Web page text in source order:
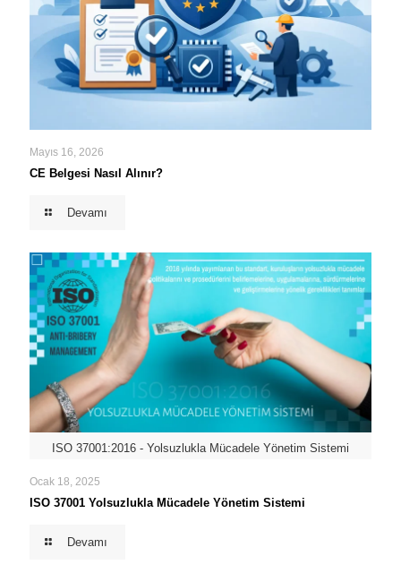
Mayıs 16, 2026
CE Belgesi Nasıl Alınır?
Devamı
ISO 37001:2016 - Yolsuzlukla Mücadele Yönetim Sistemi
Ocak 18, 2025
ISO 37001 Yolsuzlukla Mücadele Yönetim Sistemi
Devamı